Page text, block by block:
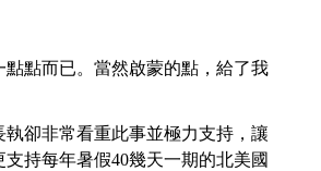
點而已。當然啟蒙的點，給了我
卻非常看重此事並極力支持，讓
持每年暑假40幾天一期的北美國